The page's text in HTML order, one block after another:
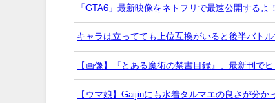
「GTA6」最新映像をネトフリで最速公開する
キャラは立ってても上位互換がいると後半バト
【画像】『とある魔術の禁書目録』、最新刊で
【ウマ娘】Gaijinにも水着タルマエの良さが分か